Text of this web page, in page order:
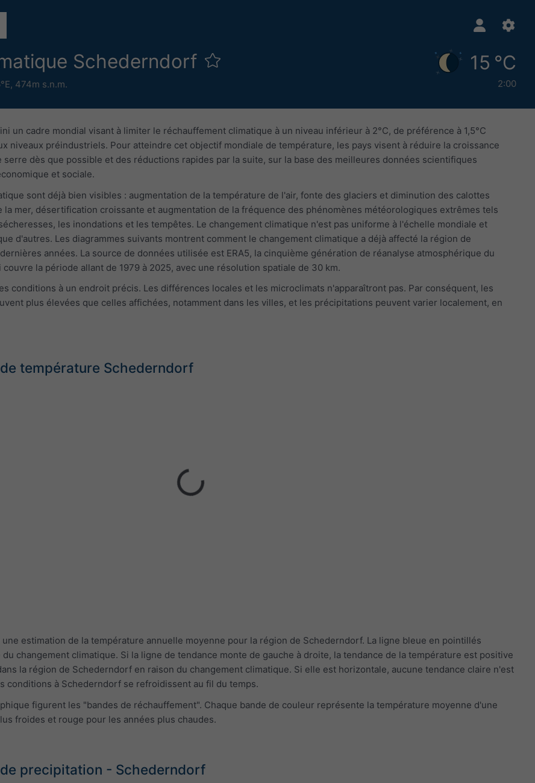
Schederndorf
474m s.n.m.
15 °C
2:00
un cadre mondial visant à limiter le réchauffement climatique à un niveau inférieur à 2°C, de préférence à 1,5°C
niveaux préindustriels. Pour atteindre cet objectif mondiale de température, les pays visent à réduire la croissance
serre dès que possible et des réductions rapides par la suite, sur la base des meilleures données scientifiques
et sociale.
sont déjà bien visibles : augmentation de la température de l'air, fonte des glaciers et diminution des calottes
la mer, désertification croissante et augmentation de la fréquence des phénomènes météorologiques extrêmes tels
les inondations et les tempêtes. Le changement climatique n'est pas uniforme à l'échelle mondiale et
d'autres. Les diagrammes suivants montrent comment le changement climatique a déjà affecté la région de
années. La source de données utilisée est ERA5, la cinquième génération de réanalyse atmosphérique du
couvre la période allant de 1979 à 2025, avec une résolution spatiale de 30 km.
conditions à un endroit précis. Les différences locales et les microclimats n'apparaîtront pas. Par conséquent, les
plus élevées que celles affichées, notamment dans les villes, et les précipitations peuvent varier localement, en
température Schederndorf
estimation de la température annuelle moyenne pour la région de Schederndorf. La ligne bleue en pointillés
changement climatique. Si la ligne de tendance monte de gauche à droite, la tendance de la température est positive
la région de Schederndorf en raison du changement climatique. Si elle est horizontale, aucune tendance claire n'est
conditions à Schederndorf se refroidissent au fil du temps.
figurent les "bandes de réchauffement". Chaque bande de couleur représente la température moyenne d'une
froides et rouge pour les années plus chaudes.
precipitation - Schederndorf